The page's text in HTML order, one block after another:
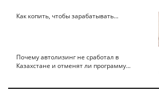
Как копить, чтобы зарабатывать...
Почему автолизинг не сработал в
Казахстане и отменят ли программу...